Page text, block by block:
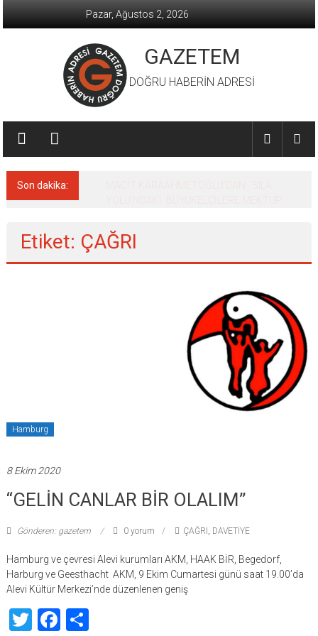
Pazar, Ağustos 2, 2026
GAZETEM
DOĞRU HABERİN ADRESİ
Son dakika:
Etiket: ÇAĞRI
Hamburg
8 Ekim 2020
“GELİN CANLAR BİR OLALIM”
Gönderen: gazetem 0 yorum ÇAĞRI , DAVETİYE
Hamburg ve çevresi Alevi kurumları AKM, HAAK BİR, Begedorf,
Harburg ve Geesthacht AKM, 9 Ekim Cumartesi günü saat 19.00’da
Alevi Kültür Merkezi’nde düzenlenen geniş
TwitterFacebook
Share